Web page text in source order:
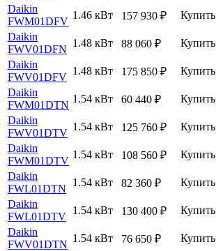
Daikin
FWM01DFV
1.46 кВт 157 930 ₽
Купить
Daikin
FWV01DFN
1.48 кВт 88 060 ₽
Купить
Daikin
FWV01DFV
1.48 кВт 175 850 ₽
Купить
Daikin
FWM01DTN
1.54 кВт 60 440 ₽
Купить
Daikin
FWV01DTV
1.54 кВт 125 760 ₽
Купить
Daikin
FWM01DTV
1.54 кВт 108 560 ₽
Купить
Daikin
FWL01DTN
1.54 кВт 82 360 ₽
Купить
Daikin
FWL01DTV
1.54 кВт 130 400 ₽
Купить
Daikin
FWV01DTN
1.54 кВт 76 650 ₽
Купить